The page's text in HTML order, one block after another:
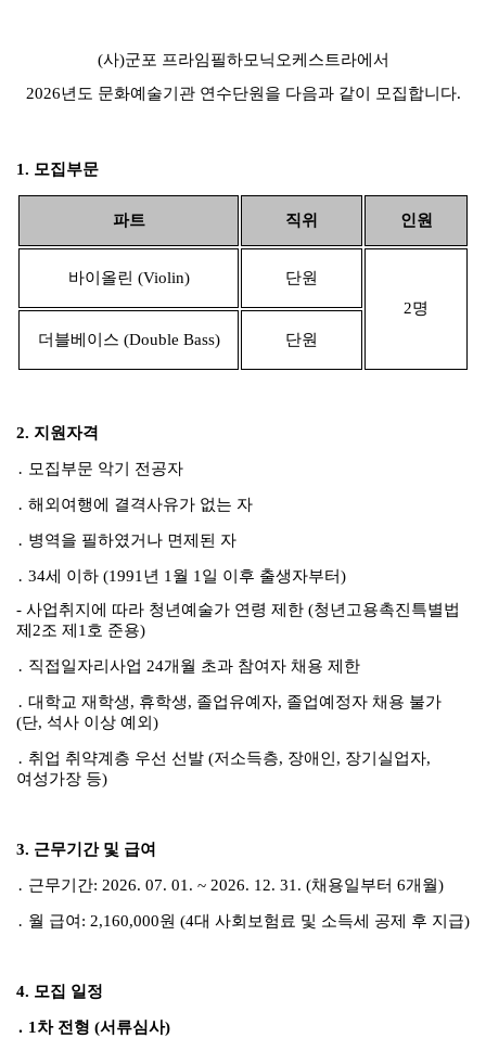
(사)군포 프라임필하모닉오케스트라에서
2026년도 문화예술기관 연수단원을 다음과 같이 모집합니다.
1. 모집부문
파트 직위 인원
바이올린 (Violin)
단원
2명
더블베이스 (Double Bass) 단원
2. 지원자격
․ 모집부문 악기 전공자
․ 해외여행에 결격사유가 없는 자
․ 병역을 필하였거나 면제된 자
․ 34세 이하 (1991 년 1 월 1 일 이후 출생자부터)
- 사업취지에 따라 청년예술가 연령 제한 (청년고용촉진특별법
제 2조 제 1 호 준용)
․ 직접일자리사업 24개월 초과 참여자 채용 제한
․ 대학교 재학생, 휴학생, 졸업유예자, 졸업예정자 채용 불가
(단, 석사 이상 예외 )
․ 취업 취약계층 우선 선발 (저소득층, 장애인 , 장기실업자,
여성가장 등)
3. 근무기간 및 급여
․ 근무기간: 2026. 07. 01. ~ 2026. 12. 31. (채용일부터 6개월)
․ 월 급여 : 2,160,000원 (4대 사회보험료 및 소득세 공제 후 지급)
4. 모집 일정
․ 1차 전형 (서류심사)